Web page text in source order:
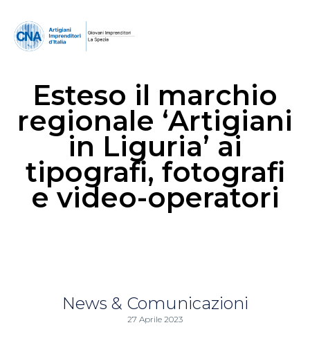
Esteso il marchio
regionale ‘Artigiani
in Liguria’ ai
tipografi, fotografi
e video-operatori
News & Comunicazioni
27 Aprile 2023